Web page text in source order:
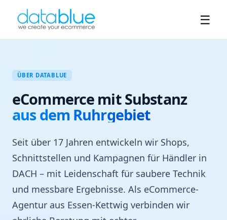
☰
ÜBER DATABLUE
eCommerce mit Substanz
aus dem Ruhrgebiet
Seit über 17 Jahren entwickeln wir Shops,
Schnittstellen und Kampagnen für Händler in
DACH – mit Leidenschaft für saubere Technik
und messbare Ergebnisse. Als eCommerce-
Agentur aus Essen-Kettwig verbinden wir